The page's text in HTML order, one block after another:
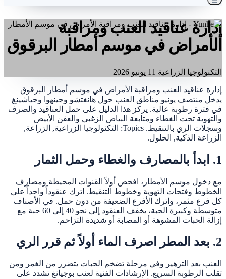
إدارة عناقيد العنب ومراقبة
الأمراض في موسم أمطار البرقوق
التكنولوجيا الزراعية 11 يونيو 2026
إدارة عناقيد العنب ومراقبة الأمراض في موسم أمطار البرقوق
يدخل منتصف يونيو مناطق العنب حول هانغتشو وجينهوا وجياشينغ
في فترة رطوبة عالية. يركز هذا الدليل على حمل العناقيد والصرف
والتهوية تحت الغطاء ومتابعة البياض الزغبي والعفن الأبيض
وسجلات الري بالتنقيط. Topics: التكنولوجيا الزراعية, الزراعة,
الزراعة الذكية, الحلول.
1. ابدأ بالمصارف والغطاء وحمل الثمار
مع دخول موسم الأمطار، افحص أولاً القنوات المحيطة ومصارف
الخطوط وفتحات التهوية وخطوط التنقيط. اترك عنقوداً واحداً على
كل فرع مثمر، واترك الأفرع الضعيفة من دون حمل. في الأصناف
متوسطة وكبيرة الحبة، يخفف العنقود إلى نحو 40 إلى 60 حبة مع
إزالة الحبات المشوهة أو المصابة أو شديدة التزاحم.
2. بعد المطر اصرف الماء أولاً ثم قرر الري
العنب بعد التزهير وفي مرحلة تضخم الحبات يتضرر من الغمر ومن
تقلب الرطوبة السريع. الإرشادات الفنية لعنب بوجيانغ تشدد على